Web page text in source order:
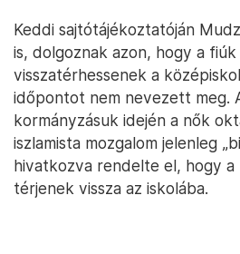
Keddi sajtótájékoztatóján
is, dolgoznak azon, hogy a
visszatérhessenek a
időpontot nem nevezett meg.
kormányzásuk idején a nők
iszlamista mozgalom jelenleg
hivatkozva rendelte el, hogy
térjenek vissza az iskolába.